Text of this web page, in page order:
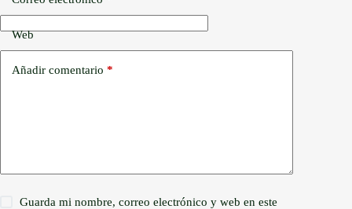
Web
Añadir comentario *
Guarda mi nombre, correo electrónico y web en este